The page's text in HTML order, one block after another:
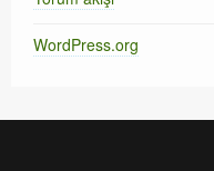
WordPress.org